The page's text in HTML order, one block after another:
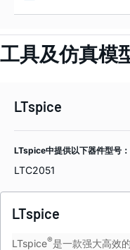
工具及仿真模
LTspice
LTspice中提供以下器件型号：
LTC2051
LTspice
LTspice®是一款强大高效